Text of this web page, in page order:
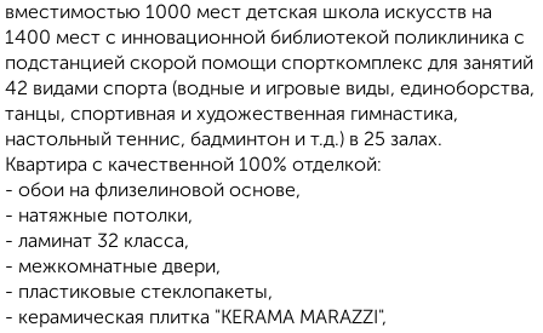
вместимостью 1000 мест детская школа искусств на
1400 мест с инновационной библиотекой поликлиника с
подстанцией скорой помощи спорткомплекс для занятий
42 видами спорта (водные и игровые виды, единоборства,
танцы, спортивная и художественная гимнастика,
настольный теннис, бадминтон и т.д.) в 25 залах.
Квартира с качественной 100% отделкой:
- обои на флизелиновой основе,
- натяжные потолки,
- ламинат 32 класса,
- межкомнатные двери,
- пластиковые стеклопакеты,
- керамическая плитка "KERAMA MARAZZI",